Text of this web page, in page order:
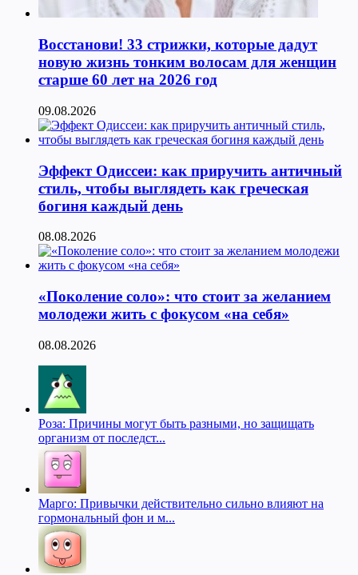
Восстанови! 33 стрижки, которые дадут
новую жизнь тонким волосам для женщин
старше 60 лет на 2026 год
09.08.2026
Эффект Одиссеи: как приручить античный
стиль, чтобы выглядеть как греческая
богиня каждый день
08.08.2026
«Поколение соло»: что стоит за желанием
молодежи жить с фокусом «на себя»
08.08.2026
Роза: Причины могут быть разными, но защищать
организм от последст...
Марго: Привычки действительно сильно влияют на
гормональный фон и м...